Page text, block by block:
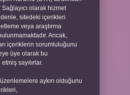
olarak hizmet
sitedeki içerikleri
veya araştırma
Ancak,
içeriklerin sorumluluğunu
üye olarak bu
sayılırlar.
aykırı olduğunu